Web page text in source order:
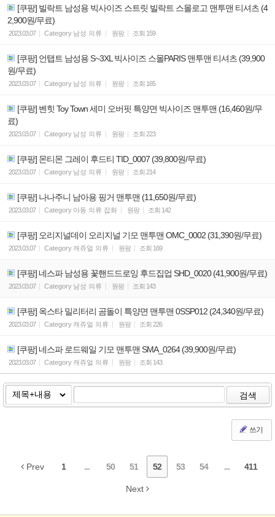
[쿠팡] 빌락트 남성용 빅사이즈 스트릿 빌락트 스몰로고 맨투맨 티셔츠 (4
2,900원/무료)
2023.03.07 Category 남성 의류 원팡 조회 159
[쿠팡] 언탭트 남성용 S~3XL 빅사이즈 스몰PARIS 맨투맨 티셔츠 (39,900
원/무료)
2023.03.07 Category 남성 의류 원팡 조회 165
[쿠팡] 벤힛 Toy Town 세미 오버핏 특양면 빅사이즈 맨투맨 (16,460원/무
료)
2023.03.07 Category 남성 의류 원팡 조회 223
[쿠팡] 몬티몬 그레이 후드티 TID_0007 (39,800원/무료)
2023.03.07 Category 남성 의류 원팡 조회 214
[쿠팡] 나나주니 남아용 핑거 맨투맨 (11,650원/무료)
2023.03.07 Category 아동 의류 잡화 원팡 조회 142
[쿠팡] 오리지널데이 오리지널 기모 맨투맨 OMC_0002 (31,390원/무료)
2023.03.07 Category 캐쥬얼 의류 원팡 조회 169
[쿠팡] 네스파 남성용 꽃핸드드로잉 후드집업 SHD_0020 (41,900원/무료)
2023.03.07 Category 남성 의류 원팡 조회 143
[쿠팡] 옥스타 밀리터리 곰돌이 특양면 맨투맨 0SSP012 (24,340원/무료)
2023.03.07 Category 캐쥬얼 의류 원팡 조회 226
[쿠팡] 네스파 로드웨일 기모 맨투맨 SMA_0264 (39,900원/무료)
2023.03.07 Category 캐쥬얼 의류 원팡 조회 143
검색
쓰기
Prev 1 ... 50 51 52 53 54 ... 411
Next